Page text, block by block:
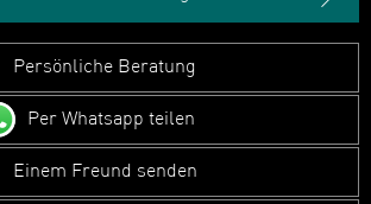
Persönliche Beratung
Per Whatsapp teilen
Einem Freund senden